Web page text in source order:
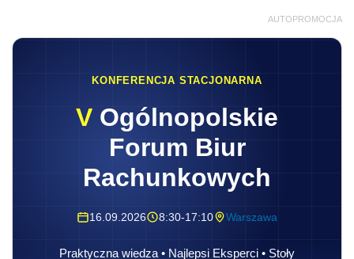
AUTOPROMOCJA
KONFERENCJA STACJONARNA
V Ogólnopolskie
Forum Biur
Rachunkowych
16.09.2026 8:30-17:10 Warszawa
Praktyczna wiedza • Najlepsi Eksperci • Stoły